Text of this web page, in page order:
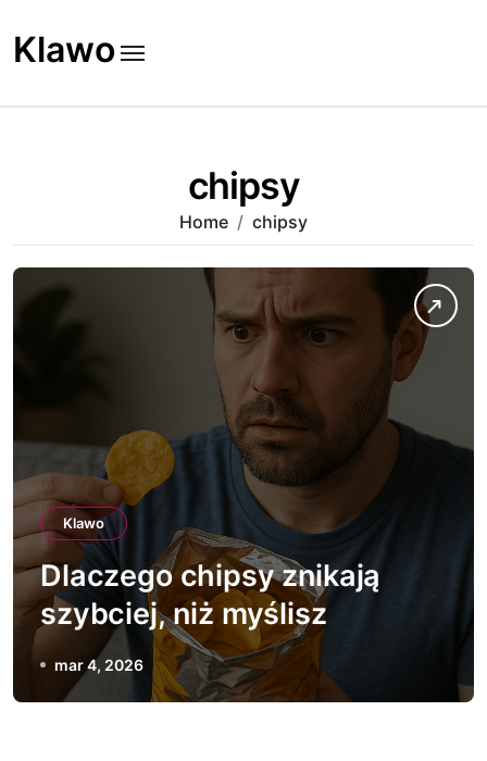
to
content
Klawo
chipsy
Home chipsy
Klawo
Dlaczego chipsy znikają
szybciej, niż myślisz
mar 4, 2026